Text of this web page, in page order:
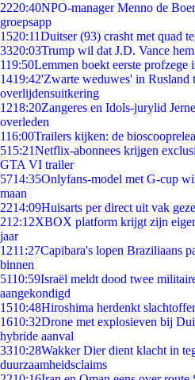
2220:40NPO-manager Menno de
groepsapp
1520:11Duitser (93) crasht met quad
3320:03Trump wil dat J.D. Vance
119:50Lemmen boekt eerste
1419:42'Zwarte weduwes' in Rusland
overlijdensuitkering
1218:20Zangeres en Idols-jurylid
overleden
116:00Trailers kijken: de
515:21Netflix-abonnees krijgen
GTA VI trailer
5714:35Onlyfans-model met G-cup
maan
2214:09Huisarts per direct uit vak
212:12XBOX platform krijgt zijn
jaar
1211:27Capibara's lopen Braziliaans
binnen
5110:59Israël meldt dood twee
aangekondigd
1510:48Hiroshima herdenkt
1610:32Drone met explosieven bij
hybride aanval
3310:28Wakker Dier dient klacht in
duurzaamheidsclaims